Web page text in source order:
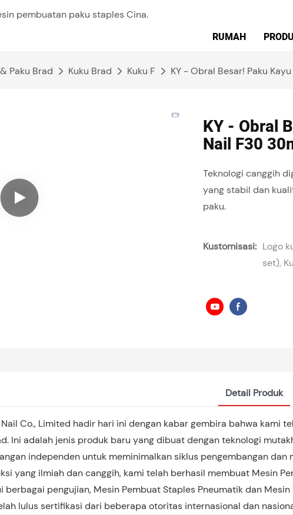
pembuatan paku staples Cina.
RUMAH
Paku Brad Kuku Brad Kuku F KY - Obral Besar! Paku
KY - Obral
Nail F30
Teknologi canggih
yang stabil dan
paku.
Kustomisasi: Logo
set),
Detail Produk
Nail Co., Limited hadir hari ini dengan kabar gembira bahwa kami
Ini adalah jenis produk baru yang dibuat dengan teknologi
independen untuk meminimalkan siklus pengembangan
yang ilmiah dan canggih, kami telah berhasil membuat Mesin
berbagai pengujian, Mesin Pembuat Staples Pneumatik dan
lulus sertifikasi dari beberapa otoritas internasional dan